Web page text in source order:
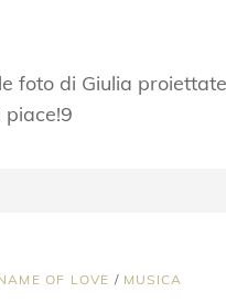
foto di Giulia
piace!9
OF LOVE / MUSICA